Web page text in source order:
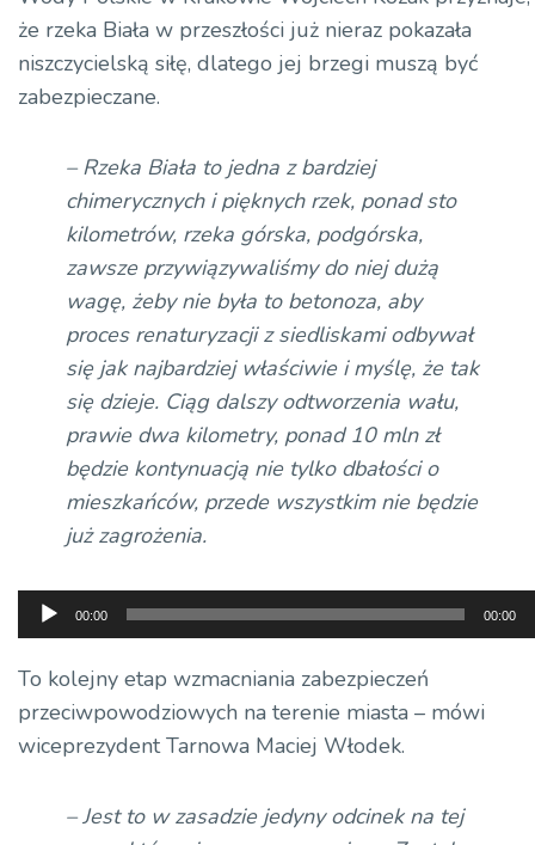
że rzeka Biała w przeszłości już nieraz pokazała
niszczycielską siłę, dlatego jej brzegi muszą być
zabezpieczane.
– Rzeka Biała to jedna z bardziej
chimerycznych i pięknych rzek, ponad sto
kilometrów, rzeka górska, podgórska,
zawsze przywiązywaliśmy do niej dużą
wagę, żeby nie była to betonoza, aby
proces renaturyzacji z siedliskami odbywał
się jak najbardziej właściwie i myślę, że tak
się dzieje. Ciąg dalszy odtworzenia wału,
prawie dwa kilometry, ponad 10 mln zł
będzie kontynuacją nie tylko dbałości o
mieszkańców, przede wszystkim nie będzie
już zagrożenia.
Odtwarzacz
plików
dźwiękowych
00:00 00:00
To kolejny etap wzmacniania zabezpieczeń
przeciwpowodziowych na terenie miasta – mówi
wiceprezydent Tarnowa Maciej Włodek.
– Jest to w zasadzie jedyny odcinek na tej